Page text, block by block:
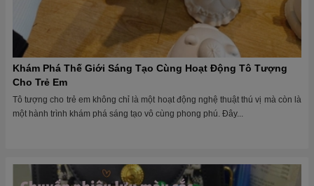
Khám Phá Thế Giới Sáng Tạo Cùng Hoạt Động Tô Tượng
Cho Trẻ Em
Tô tượng cho trẻ em không chỉ là một hoạt động nghệ thuật thú vị mà còn là
một hành trình khám phá sáng tạo vô cùng phong phú. Đây...